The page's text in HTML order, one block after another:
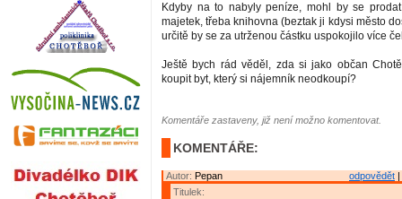
Kdyby na to nabyly peníze, mohl by se
majetek, třeba knihovna (beztak ji kdysi město
určitě by se za utrženou částku uspokojilo více
Ještě bych rád věděl, zda si jako občan
koupit byt, který si nájemník neodkoupí?
Komentáře zastaveny, již není možno komentovat.
KOMENTÁŘE:
odpovědět
Autor: Pepan
Titulek: